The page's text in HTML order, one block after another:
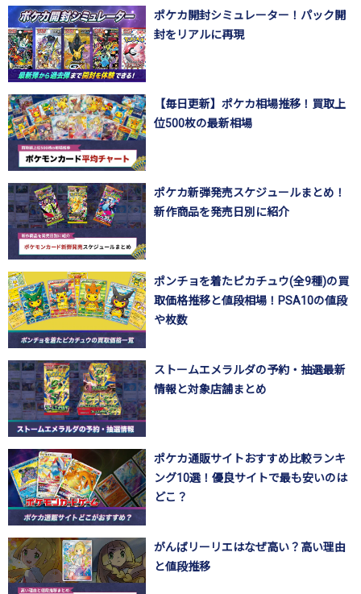
ポケカ開封シミュレーター！パック開
封をリアルに再現
【毎日更新】ポケカ相場推移！買取上
位500枚の最新相場
ポケカ新弾発売スケジュールまとめ！
新作商品を発売日別に紹介
ポンチョを着たピカチュウ(全9種)の買
取価格推移と値段相場！PSA10の値段
や枚数
ストームエメラルダの予約・抽選最新
情報と対象店舗まとめ
ポケカ通販サイトおすすめ比較ランキ
ング10選！優良サイトで最も安いのは
どこ？
がんばリーリエはなぜ高い？高い理由
と値段推移